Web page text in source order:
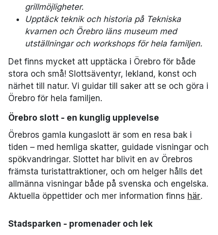
grillmöjligheter.
Upptäck teknik och historia på Tekniska
kvarnenoch Örebro läns museummed
utställningar och workshops för hela familjen.
Det finns mycket att upptäcka i Örebro för både
stora och små! Slottsäventyr, lekland, konst och
närhet till natur. Vi guidar till saker att se och göra i
Örebro för hela familjen.
Örebro slott - en kunglig upplevelse
Örebros gamla kungaslott är som en resa bak i
tiden – med hemliga skatter, guidade visningar och
spökvandringar. Slottet har blivit en av Örebros
främsta turistattraktioner, och om helger hålls det
allmänna visningar både på svenska och engelska.
Aktuella öppettider och mer information finns här.
Stadsparken - promenader och lek